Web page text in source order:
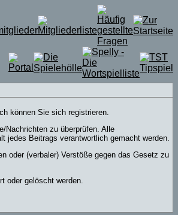
können Sie sich registrieren.
Nachrichten zu überprüfen. Alle
jedes Beitrags verantwortlich gemacht werden.
oder (verbaler) Verstöße gegen das Gesetz zu
oder gelöscht werden.